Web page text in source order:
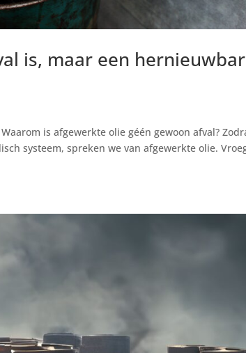
is, maar een
is afgewerkte olie géén gewoon afval?
systeem, spreken we van afgewerkte olie.